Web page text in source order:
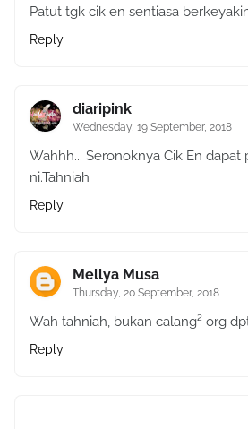
Patut tgk cik en sentiasa
Reply
diaripink
Wednesday, 19 September, 2018
Wahhh... Seronoknya Cik En
ni.Tahniah
Reply
Mellya Musa
Thursday, 20 September, 2018
Wah tahniah, bukan calang² org
Reply